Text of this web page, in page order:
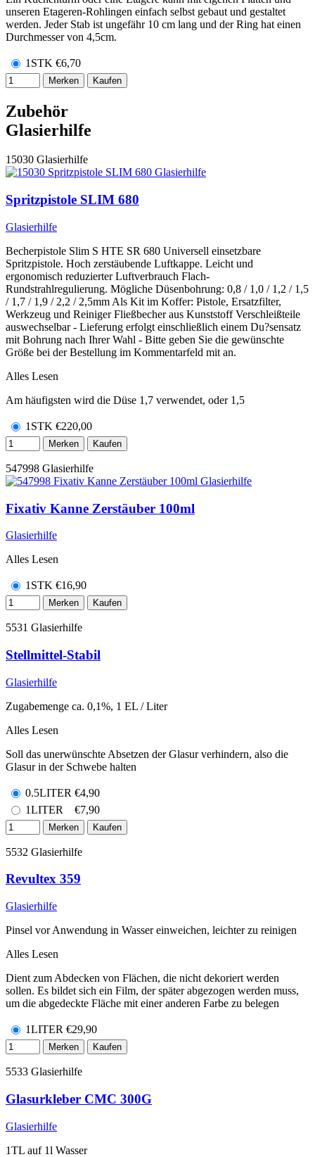
unseren Etageren-Rohlingen einfach selbst gebaut und gestaltet
werden. Jeder Stab ist ungefähr 10 cm lang und der Ring hat einen
Durchmesser von 4,5cm.
1STK €6,70
Merken Kaufen
Zubehör
Glasierhilfe
15030 Glasierhilfe
Spritzpistole SLIM 680
Glasierhilfe
Becherpistole Slim S HTE SR 680 Universell einsetzbare
Spritzpistole. Hoch zerstäubende Luftkappe. Leicht und
ergonomisch reduzierter Luftverbrauch Flach-
Rundstrahlregulierung. Mögliche Düsenbohrung: 0,8 / 1,0 / 1,2 / 1,5
/ 1,7 / 1,9 / 2,2 / 2,5mm Als Kit im Koffer: Pistole, Ersatzfilter,
Werkzeug und Reiniger Fließbecher aus Kunststoff Verschleißteile
auswechselbar - Lieferung erfolgt einschließlich einem Du?sensatz
mit Bohrung nach Ihrer Wahl - Bitte geben Sie die gewünschte
Größe bei der Bestellung im Kommentarfeld mit an.
Alles Lesen
Am häufigsten wird die Düse 1,7 verwendet, oder 1,5
1STK €220,00
Merken Kaufen
547998 Glasierhilfe
Fixativ Kanne Zerstäuber 100ml
Glasierhilfe
Alles Lesen
1STK €16,90
Merken Kaufen
5531 Glasierhilfe
Stellmittel-Stabil
Glasierhilfe
Zugabemenge ca. 0,1%, 1 EL / Liter
Alles Lesen
Soll das unerwünschte Absetzen der Glasur verhindern, also die
Glasur in der Schwebe halten
0.5LITER €4,90
1LITER
€7,90
Merken Kaufen
5532 Glasierhilfe
Revultex 359
Glasierhilfe
Pinsel vor Anwendung in Wasser einweichen, leichter zu reinigen
Alles Lesen
Dient zum Abdecken von Flächen, die nicht dekoriert werden
sollen. Es bildet sich ein Film, der später abgezogen werden muss,
um die abgedeckte Fläche mit einer anderen Farbe zu belegen
1LITER €29,90
Merken Kaufen
5533 Glasierhilfe
Glasurkleber CMC 300G
Glasierhilfe
1TL auf 1l Wasser